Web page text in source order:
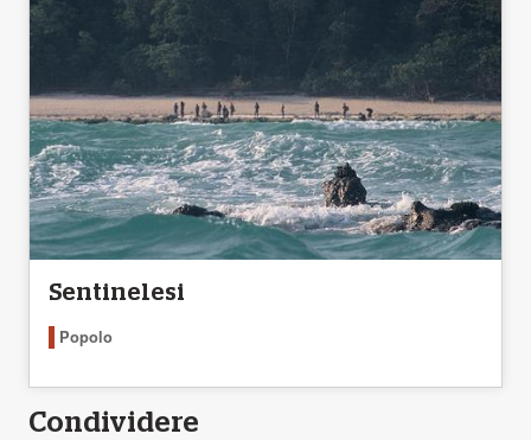
Sentinelesi
Popolo
Condividere